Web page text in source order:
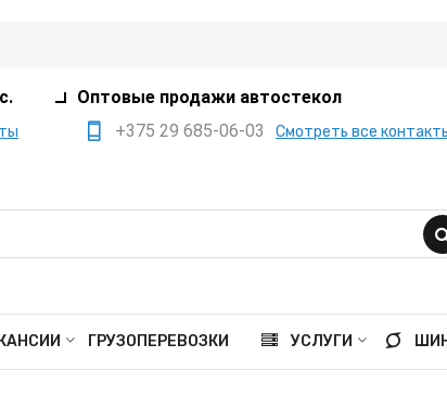
Оптовые продажи автостекол
+375 29 685-06-03
Смотреть все
+375 29 385-05-03
+375 29 559-41-21
Минск, переулок
ГРУЗОПЕРЕВОЗКИ УСЛУГИ